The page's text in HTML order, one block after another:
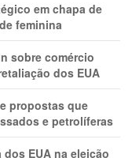
em chapa de
feminina
sobre comércio
dos EUA
propostas que
e petrolíferas
EUA na eleição